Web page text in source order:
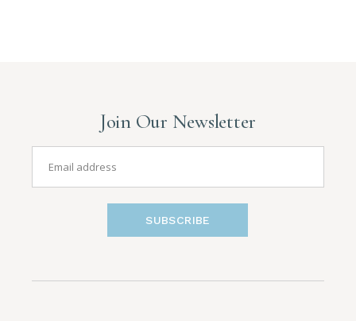
Join Our Newsletter
SUBSCRIBE